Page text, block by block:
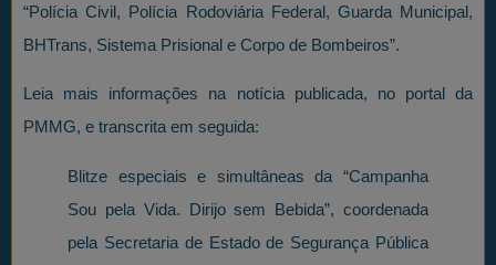
“Polícia Civil, Polícia Rodoviária Federal, Guarda Municipal,
BHTrans, Sistema Prisional e Corpo de Bombeiros”.
Leia mais informações na notícia publicada, no portal da
PMMG, e transcrita em seguida:
Blitze especiais e simultâneas da “Campanha
Sou pela Vida. Dirijo sem Bebida”, coordenada
pela Secretaria de Estado de Segurança Pública